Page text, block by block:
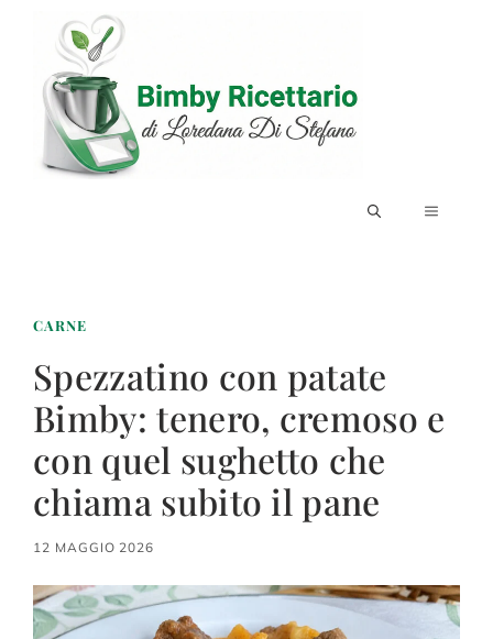
contenuto
MENU
CARNE
Spezzatino con patate
Bimby: tenero, cremoso e
con quel sughetto che
chiama subito il pane
12 MAGGIO 2026